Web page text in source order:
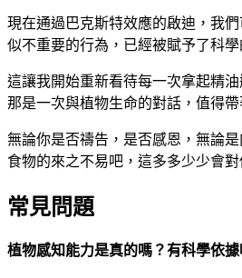
現在通過巴克斯特效應的啟迪，我
似不重要的行為，已經被賦予了科學
這讓我開始重新看待每一次拿起精
那是一次與植物生命的對話，值得
無論你是否禱告，是否感恩，無論
食物的來之不易吧，這多多少少會
常見問題
植物感知能力是真的嗎？有科學依據